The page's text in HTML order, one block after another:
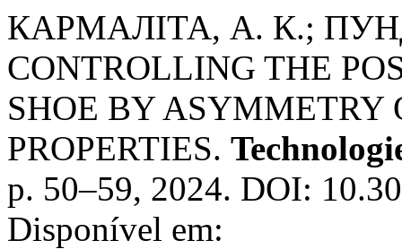
КАРМАЛІТА, А. К.;
CONTROLLING THE
SHOE BY ASYMMETRY
PROPERTIES.
p. 50–59, 2024. DOI:
Disponível em: